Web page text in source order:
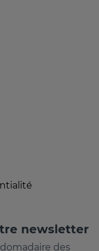
newsletter
des